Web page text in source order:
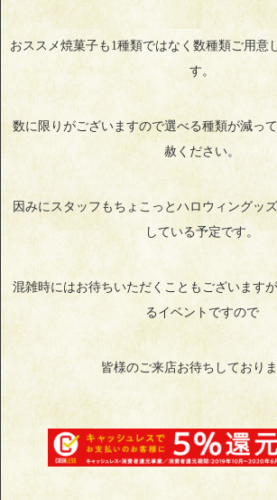
おススメ焼菓子も1種類ではなく数種類ご用意
す。
数に限りがございますので選べる種類が減っ
赦ください。
因みにスタッフもちょこっとハロウィングッ
している予定です。
混雑時にはお待ちいただくこともございます
るイベントですので
皆様のご来店お待ちしておりま